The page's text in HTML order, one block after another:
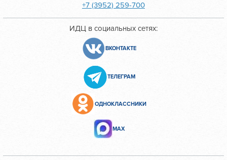
+7 (3952) 259-700
ИДЦ в социальных сетях:
ВКОНТАКТЕ
ТЕЛЕГРАМ
ОДНОКЛАССНИКИ
МАХ